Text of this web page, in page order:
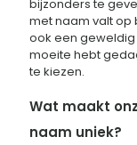
bijzonders te
met naam valt op
ook een
moeite hebt
te kiezen.
Wat maakt
naam uniek?